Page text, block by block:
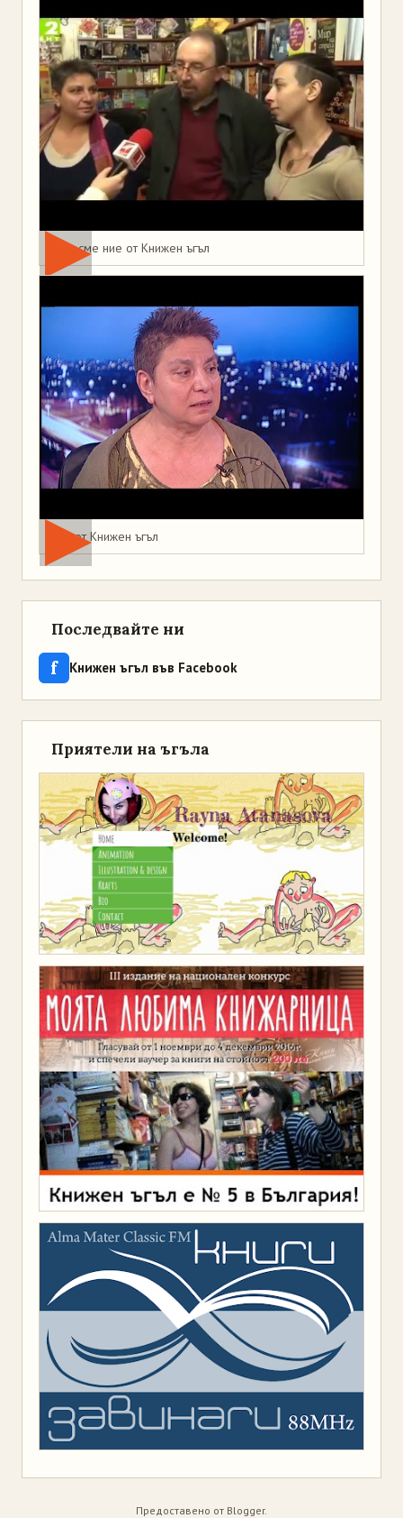
Това сме ние от Книжен ъгъл
Мая от Книжен ъгъл
Последвайте ни
f Книжен ъгъл във Facebook
Приятели на ъгъла
Предоставено от Blogger.